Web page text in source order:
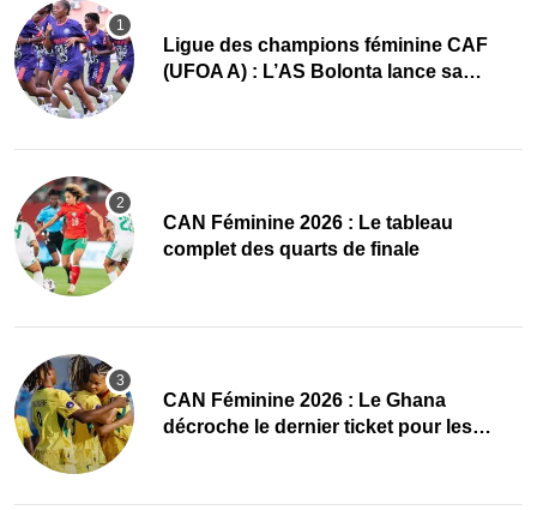
Ligue des champions féminine CAF
(UFOA A) : L’AS Bolonta lance sa
CAN Féminine 2026 : Le tableau
complet des quarts de finale
CAN Féminine 2026 : Le Ghana
décroche le dernier ticket pour les